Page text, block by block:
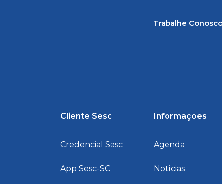
Trabalhe Conosco
Cliente Sesc
Credencial Sesc
App Sesc-SC
Informações
Agenda
Notícias